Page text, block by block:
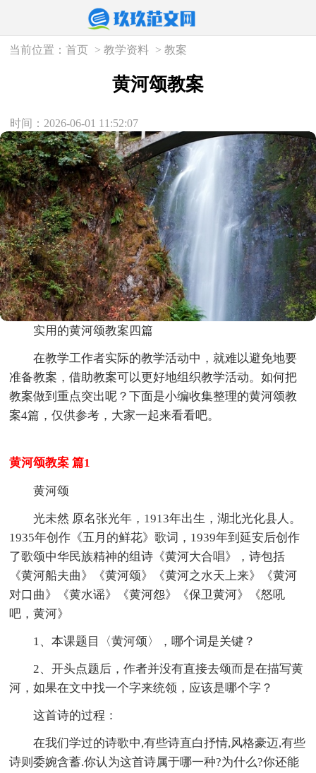
当前位置：首页 >教学资料 >教案
黄河颂教案
时间：2026-06-01 11:52:07
实用的黄河颂教案四篇
在教学工作者实际的教学活动中，就难以避免地要
准备教案，借助教案可以更好地组织教学活动。如何把
教案做到重点突出呢？下面是小编收集整理的黄河颂教
案4篇，仅供参考，大家一起来看看吧。
黄河颂教案 篇1
黄河颂
光未然 原名张光年，1913年出生，湖北光化县人。
1935年创作《五月的鲜花》歌词，1939年到延安后创作
了歌颂中华民族精神的组诗《黄河大合唱》，诗包括
《黄河船夫曲》《黄河颂》《黄河之水天上来》《黄河
对口曲》《黄水谣》《黄河怨》《保卫黄河》《怒吼
吧，黄河》
1、本课题目〈黄河颂〉，哪个词是关键？
2、开头点题后，作者并没有直接去颂而是在描写黄
河，如果在文中找一个字来统领，应该是哪个字？
这首诗的过程：
在我们学过的诗歌中,有些诗直白抒情,风格豪迈,有些
诗则委婉含蓄.你认为这首诗属于哪一种?为什么?你还能